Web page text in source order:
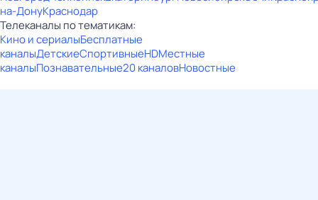
на-ДонуКраснодар
Телеканалы по тематикам:
Кино и сериалыБесплатные
каналыДетскиеСпортивныеHDМестные
каналыПознавательные20 каналовНовостные